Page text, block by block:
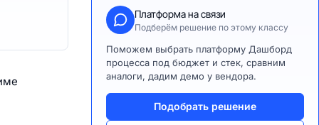
Платформа на связи
Подберём решение по этому классу
Поможем выбрать платформу Дашборд
процесса под бюджет и стек, сравним
аналоги, дадим демо у вендора.
Подобрать решение